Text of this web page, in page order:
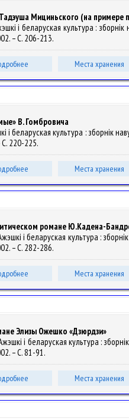
Мициньского (на примере
і беларуская культура :
– С. 206-213.
Места хранения
В. Гомбровича
і беларуская культура : зборнiк
С. 220-225.
Места хранения
романе Ю.Кадена-
і беларуская культура :
– С. 282-286.
Места хранения
Элизы Ожешко «Дзюрдзи»
і беларуская культура :
– С. 81-91.
Места хранения